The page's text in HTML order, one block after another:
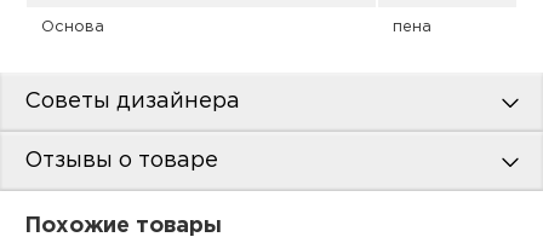
Основа пена
Советы дизайнера
Отзывы о товаре
Похожие товары